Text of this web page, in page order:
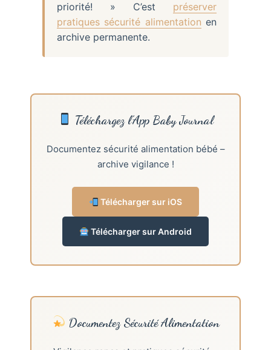
priorité! » C’est préserver
pratiques sécurité alimentation en
archive permanente.
Téléchargez l’App Baby Journal
Documentez sécurité alimentation bébé –
archive vigilance !
Télécharger sur iOS
Télécharger sur Android
Documentez Sécurité Alimentation